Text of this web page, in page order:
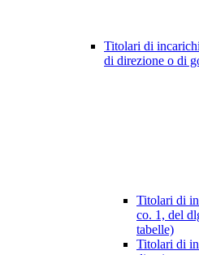
Titolari di
di direzione o di
Titolari di
co. 1, del
tabelle)
Titolari di